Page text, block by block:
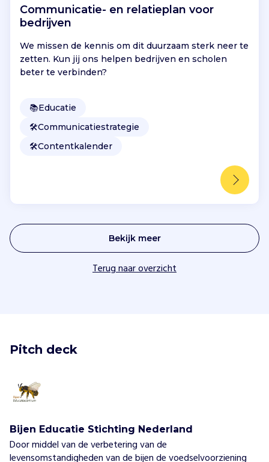
Communicatie- en relatieplan voor
bedrijven
We missen de kennis om dit duurzaam sterk neer te
zetten. Kun jij ons helpen bedrijven en scholen
beter te verbinden?
📚Educatie
🛠️Communicatiestrategie
🛠️Contentkalender
Bekijk meer
Terug naar overzicht
Pitch deck
Bijen Educatie Stichting Nederland
Door middel van de verbetering van de
levensomstandigheden van de bijen de voedselvoorziening